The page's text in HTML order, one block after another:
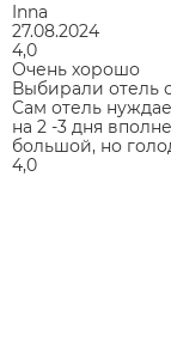
Inna
27.08.2024
4,0
Очень хорошо
Выбирали отель
Сам отель
на 2 -3 дня
большой, но
4,0